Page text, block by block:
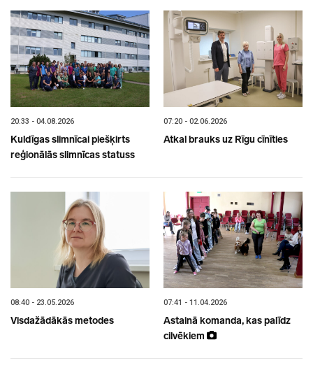
20:33 - 04.08.2026
Kuldīgas slimnīcai piešķirts
reģionālās slimnīcas statuss
07:20 - 02.06.2026
Atkal brauks uz Rīgu cīnīties
08:40 - 23.05.2026
Visdažādākās metodes
07:41 - 11.04.2026
Astainā komanda, kas palīdz
cilvēkiem